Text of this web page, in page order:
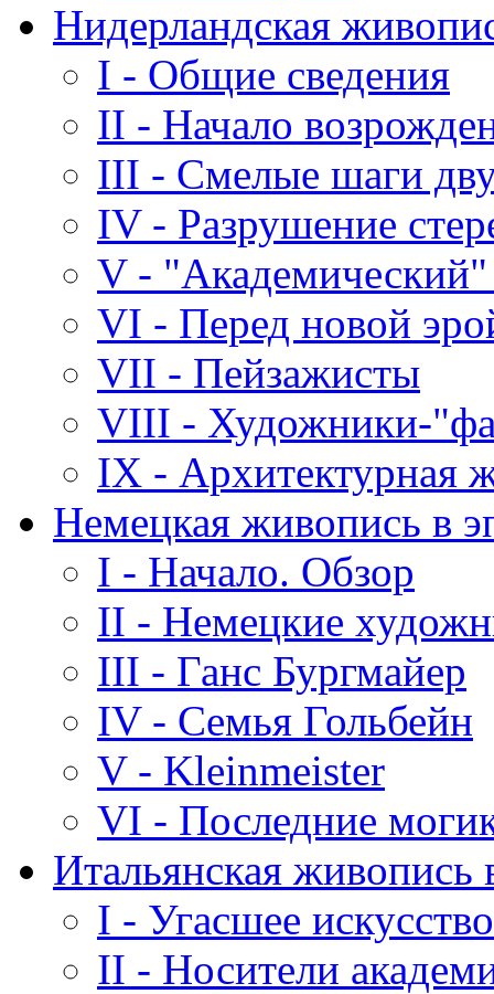
Нидерландская
I - Общие сведения
II - Начало
III - Смелые шаги
IV - Разрушение
V - "Академический"
VI - Перед новой
VII - Пейзажисты
VIII - Художники-
IX - Архитектурная
Немецкая живопись в
I - Начало. Обзор
II - Немецкие
III - Ганс Бургмайер
IV - Семья Гольбейн
V - Kleinmeister
VI - Последние
Итальянская
I - Угасшее искусство
II - Носители